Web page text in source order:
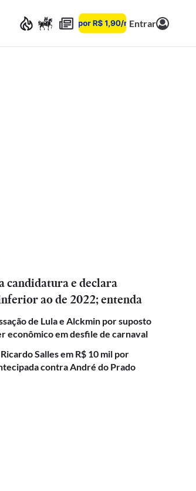
Entrar
candidatura e declara
ao de 2022; entenda
de Lula e Alckmin por suposto
econômico em desfile de carnaval
Salles em R$ 10 mil por
contra André do Prado